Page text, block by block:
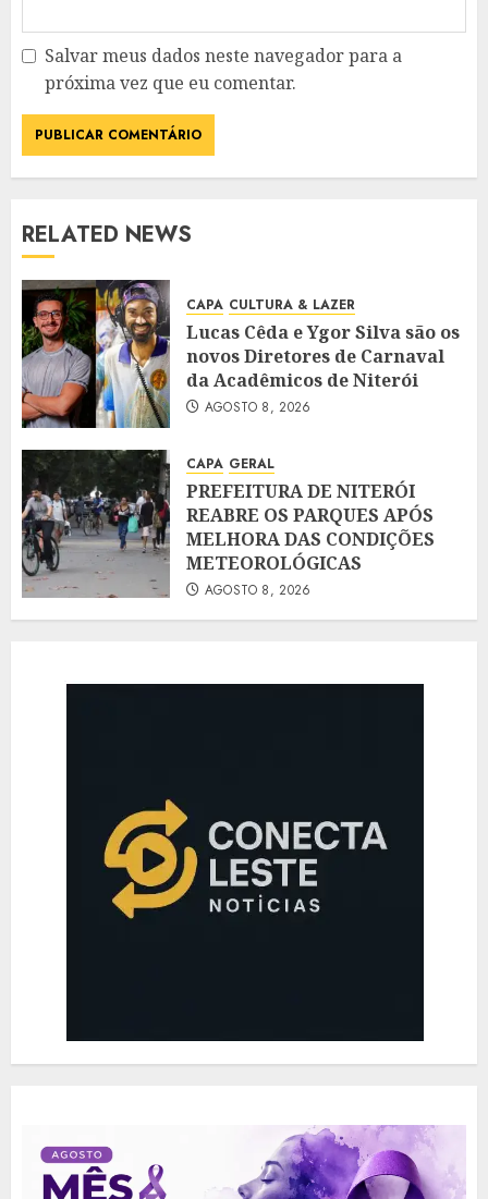
Salvar meus dados neste navegador para a
próxima vez que eu comentar.
RELATED NEWS
CAPA CULTURA & LAZER
Lucas Cêda e Ygor Silva são os
novos Diretores de Carnaval
da Acadêmicos de Niterói
AGOSTO 8, 2026
CAPA GERAL
PREFEITURA DE NITERÓI
REABRE OS PARQUES APÓS
MELHORA DAS CONDIÇÕES
METEOROLÓGICAS
AGOSTO 8, 2026